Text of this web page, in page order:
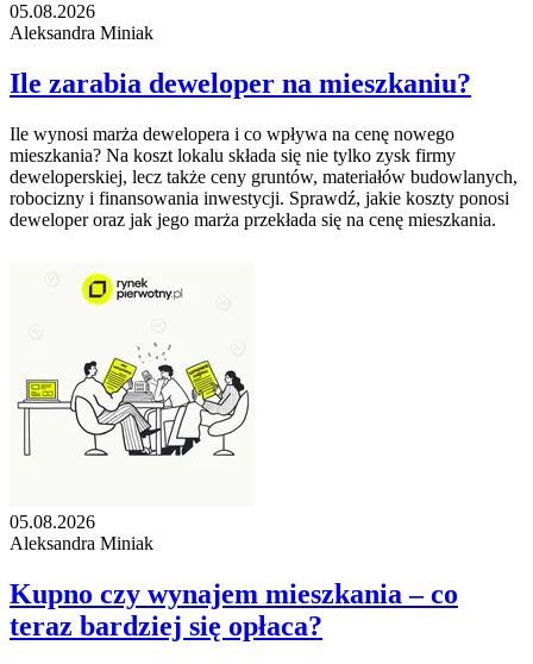
05.08.2026
Aleksandra Miniak
Ile zarabia deweloper na mieszkaniu?
Ile wynosi marża dewelopera i co wpływa na cenę nowego
mieszkania? Na koszt lokalu składa się nie tylko zysk firmy
deweloperskiej, lecz także ceny gruntów, materiałów budowlanych,
robocizny i finansowania inwestycji. Sprawdź, jakie koszty ponosi
deweloper oraz jak jego marża przekłada się na cenę mieszkania.
05.08.2026
Aleksandra Miniak
Kupno czy wynajem mieszkania – co
teraz bardziej się opłaca?